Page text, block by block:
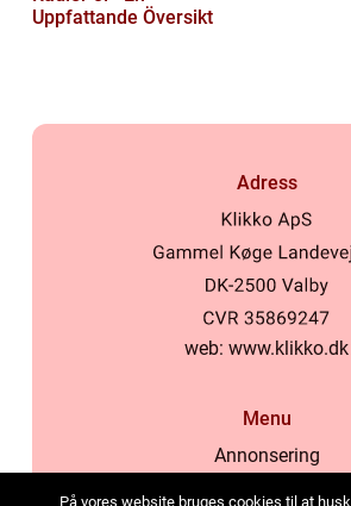
Uppfattande Översikt
Adress
web: www.klikko.dk
Menu
Annonsering
På vores website bruges cookies til at